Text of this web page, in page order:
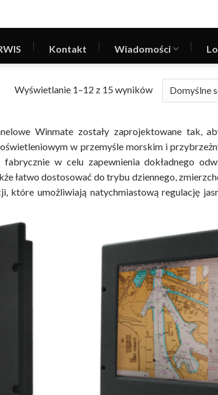
Kontakt Wiadomości
Wyświetlanie 1–12 z 15 wyników
Winmate zostały zaprojektowane tak,
w przemyśle morskim i
w celu zapewnienia dokładnego
łatwo dostosować do trybu dziennego,
które umożliwiają natychmiastową regulację